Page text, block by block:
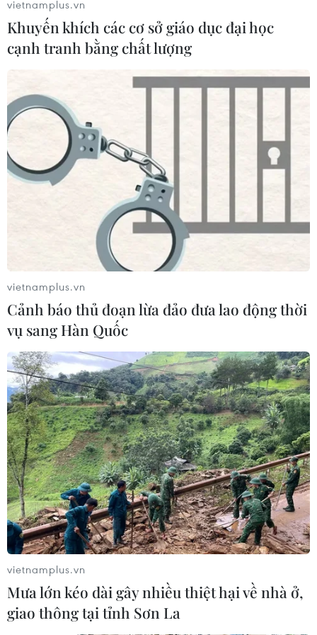
vietnamplus.vn
Khuyến khích các cơ sở giáo dục đại học
cạnh tranh bằng chất lượng
vietnamplus.vn
Cảnh báo thủ đoạn lừa đảo đưa lao động thời
vụ sang Hàn Quốc
vietnamplus.vn
Mưa lớn kéo dài gây nhiều thiệt hại về nhà ở,
giao thông tại tỉnh Sơn La